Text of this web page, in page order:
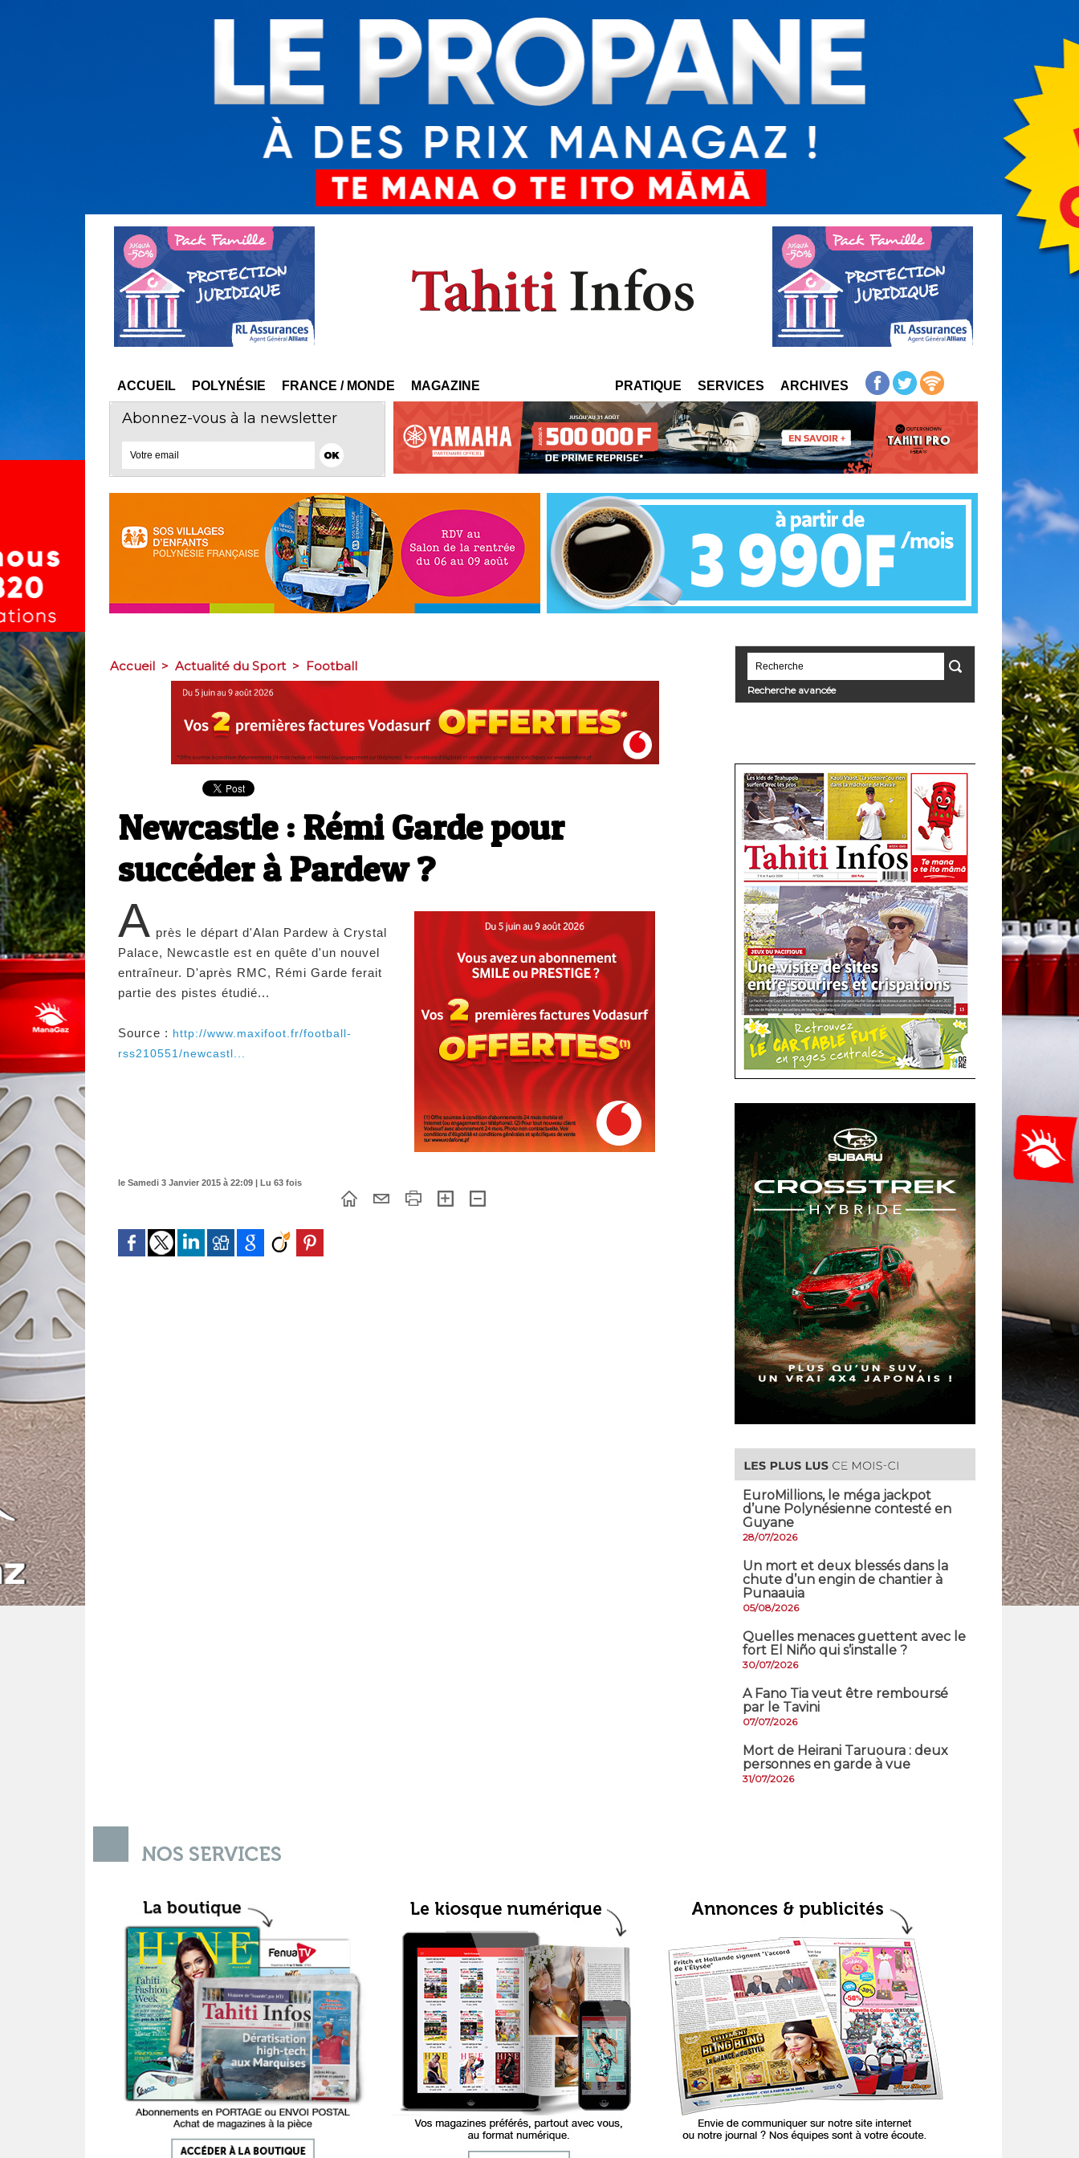
ACCUEIL POLYNÉSIE FRANCE / MONDE MAGAZINE PRATIQUE SERVICES ARCHIVES
Abonnez-vous à la newsletter
Accueil > Actualité du Sport > Football
Newcastle : Rémi Garde pour
succéder à Pardew ?
A près le départ d'Alan Pardew à Crystal
Palace, Newcastle est en quête d'un nouvel
entraîneur. D'après RMC, Rémi Garde ferait
partie des pistes étudié...
Source : http://www.maxifoot.fr/football-
rss210551/newcastl...
le Samedi 3 Janvier 2015 à 22:09 | Lu 63 fois
Recherche avancée
EuroMillions, ​le méga jackpot
d’une Polynésienne contesté en
Guyane
28/07/2026
​Un mort et deux blessés dans la
chute d’un engin de chantier à
Punaauia
05/08/2026
Quelles menaces guettent avec le
fort El Niño qui s’installe ?
30/07/2026
A Fano Tia veut être remboursé
par le Tavini
07/07/2026
Mort de Heirani Taruoura : deux
personnes en garde à vue
31/07/2026